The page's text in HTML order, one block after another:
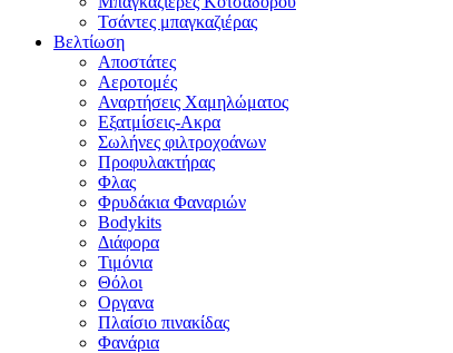
Τσάντες μπαγκαζιέρας
Βελτίωση
Αποστάτες
Αεροτομές
Αναρτήσεις Χαμηλώματος
Εξατμίσεις-Ακρα
Σωλήνες φιλτροχοάνων
Προφυλακτήρας
Φλας
Φρυδάκια Φαναριών
Bodykits
Διάφορα
Τιμόνια
Θόλοι
Οργανα
Πλαίσιο πινακίδας
Φανάρια